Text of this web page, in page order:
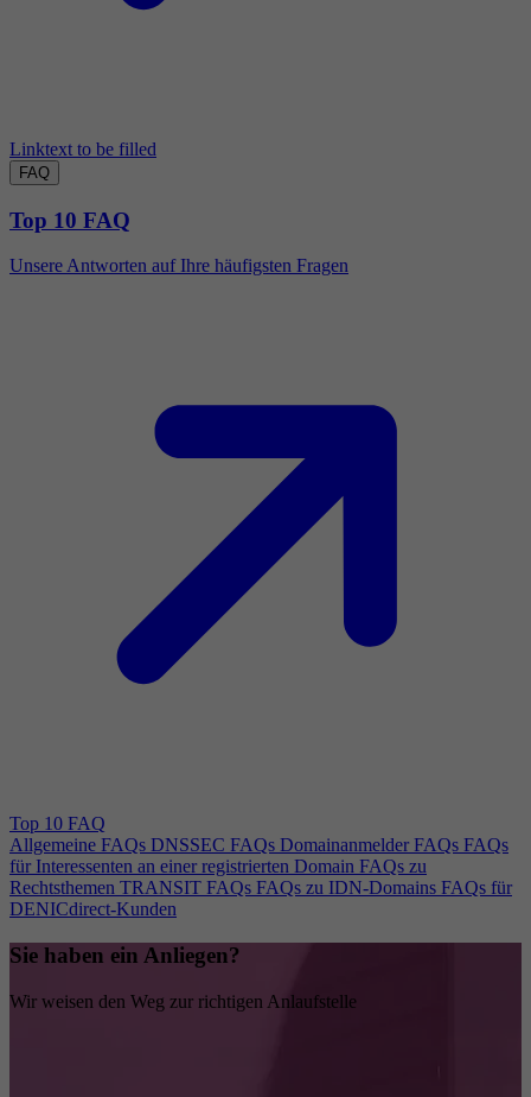
Linktext to be filled
FAQ
Top 10 FAQ
Unsere Antworten auf Ihre häufigsten Fragen
Top 10 FAQ
Allgemeine FAQs DNSSEC FAQs Domainanmelder FAQs FAQs
für Interessenten an einer registrierten Domain FAQs zu
Rechtsthemen TRANSIT FAQs FAQs zu IDN-Domains FAQs für
DENICdirect-Kunden
Sie haben ein Anliegen?
Wir weisen den Weg zur richtigen Anlaufstelle